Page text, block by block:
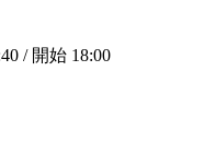
/ 開始 18:00